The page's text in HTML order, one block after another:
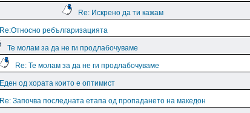
Re: Искрено да ти кажам
Re:Относно ребългаризацията
Те молам за да не ги продлабочуваме
Re: Те молам за да не ги продлабочуваме
Еден од хората които е оптимист
Re: Започва последната етапа од пропадането на македон